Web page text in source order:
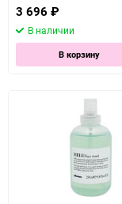
3 696 ₽
В наличии
В корзину